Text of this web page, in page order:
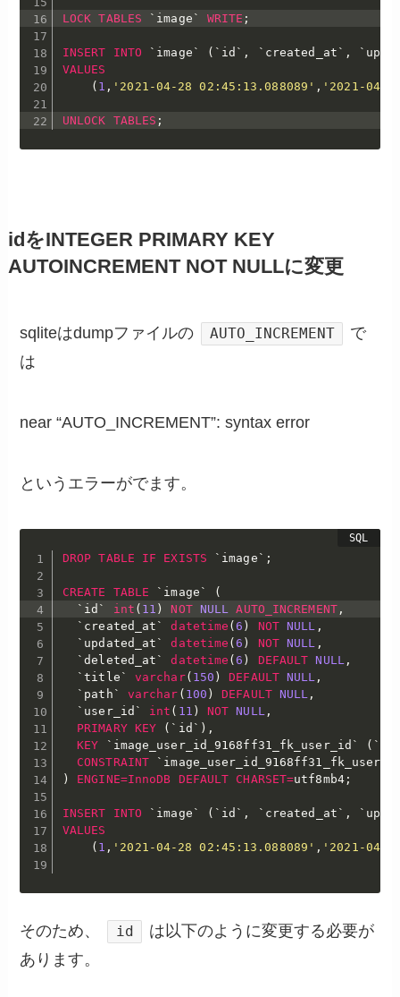
LOCK TABLES ` image ` WRITE ;
INSERT INTO ` image ` ( ` id ` , ` created_at ` , `
VALUES
( 1 , '2021-04-28 02:45:13.088089' , '2021-04-
UNLOCK TABLES ;
idをINTEGER PRIMARY KEY
AUTOINCREMENT NOT NULLに変更
sqliteはdumpファイルの AUTO_INCREMENT
で
は
near “AUTO_INCREMENT”: syntax error
というエラーがでます。
DROP TABLE IF EXISTS ` image ` ;
CREATE TABLE ` image `
(
` id ` int ( 11 ) NOT NULL AUTO_INCREMENT,
` created_at ` datetime (6 ) NOT NULL ,
` updated_at ` datetime (6 ) NOT NULL ,
`deleted_at ` datetime (6 ) DEFAULT NULL,
`title ` varchar( 150 ) DEFAULT NULL ,
` path ` varchar ( 100 ) DEFAULT NULL ,
` user_id ` int ( 11 ) NOT NULL,
PRIMARY KEY ( ` id ` ) ,
KEY
` image_user_id_9168ff31_fk_user_id ` ( `
CONSTRAINT
`
)
ENGINE=InnoDB DEFAULT CHARSET=utf8mb4;
INSERT INTO ` image ` ( ` id ` , ` created_at ` , `
VALUES
( 1 , '2021-04-28 02:45:13.088089' , '2021-04-
そのため、 id
は以下のように変更する必要が
あります。